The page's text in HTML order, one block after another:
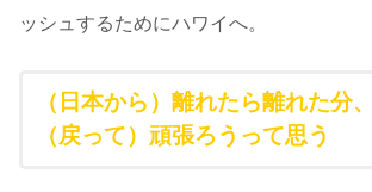
ッシュするためにハワイへ。
（日本から）離れたら離れた分、
（戻って）頑張ろうって思う